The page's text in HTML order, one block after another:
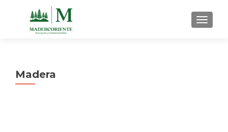
Madera